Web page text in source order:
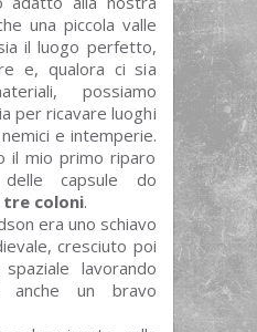
una piccola valle
il luogo perfetto,
e, qualora ci sia
possiamo
per ricavare luoghi
e intemperie.
il mio primo riparo
capsule do
tre coloni.
era uno schiavo
cresciuto poi
lavorando
anche un bravo